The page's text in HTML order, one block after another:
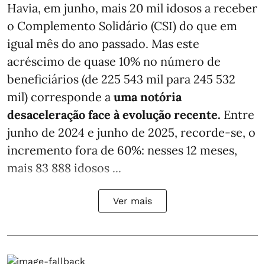
Havia, em junho, mais 20 mil idosos a receber
o Complemento Solidário (CSI) do que em
igual mês do ano passado. Mas este
acréscimo de quase 10% no número de
beneficiários (de 225 543 mil para 245 532
mil) corresponde a uma notória
desaceleração face à evolução recente. Entre
junho de 2024 e junho de 2025, recorde-se, o
incremento fora de 60%: nesses 12 meses,
mais 83 888 idosos ...
Ver mais